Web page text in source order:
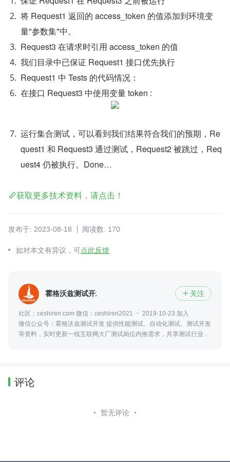
将 Request1 返回的 access_token 的值添加到环境变
量"参数集"中。
Request3 在请求时引用 access_token 的值
我们目录中已保证 Request1 接口优先执行
Request1 中 Tests 的代码情况：
在接口 Request3 中使用变量 token :
运行集合测试，可以看到我们结果符合我们的预期，Re
quest1 和 Request3 通过测试，Request2 被跳过，Req
uest4 仍被执行。Done…
获取更多技术资料，请点击！
发布于: 2023-08-18 阅读数: 170
如对本文有异议，可点此反馈
霍格沃兹测试开发学社  关注
社区：ceshiren.com 微信：ceshiren2021
2019-10-23 加入
微信公众号：霍格沃兹测试开发 提供性能测试、自动化测试、测试开发
等资料，实时更新一线互联网大厂测试岗位内推需求，共享测试行业动
评论
暂无评论